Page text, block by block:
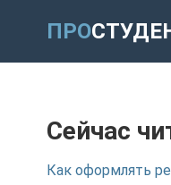
ПРО
Сейчас
Как оформлять